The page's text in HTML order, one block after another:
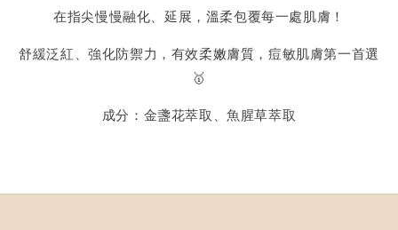
在指尖慢慢融化、延展，溫柔包覆每一處肌膚！
舒緩泛紅、強化防禦力，有效柔嫩膚質，痘敏肌膚第一首選
🥇
成分：金盞花萃取、魚腥草萃取